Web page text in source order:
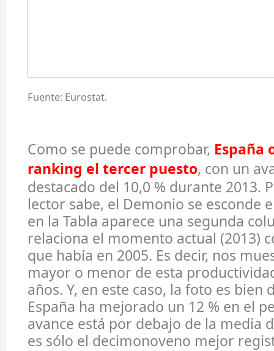
Fuente: Eurostat.
Como se puede comprobar, España
ranking el tercer puesto, con un
destacado del 10,0 % durante 2013.
lector sabe, el Demonio se esconde
en la Tabla aparece una segunda
relaciona el momento actual (2013)
que había en 2005. Es decir, nos
mayor o menor de esta
años. Y, en este caso, la foto es bien
España ha mejorado un 12 % en el
avance está por debajo de la media
es sólo el decimonoveno mejor